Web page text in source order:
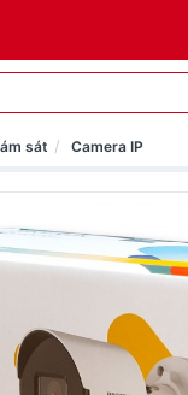
sát Camera IP